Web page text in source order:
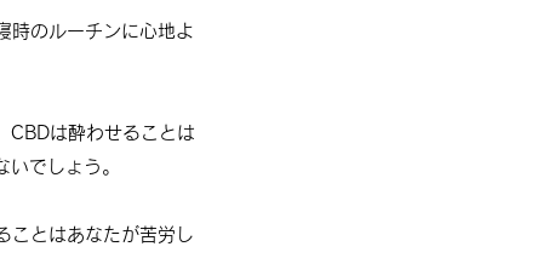
時のルーチンに心地よ
CBDは酔わせることは
でしょう。
ことはあなたが苦労し